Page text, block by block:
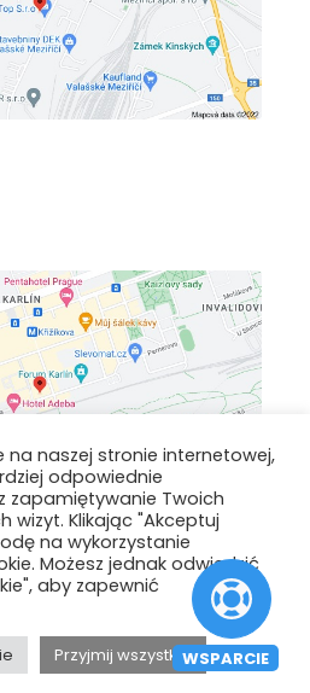
WSPARCIE
Reserved | Autix
na naszej stronie internetowej,
odpowiednie
zapamiętywanie Twoich
wizyt. Klikając "Akceptuj
na wykorzystanie
Możesz jednak odwiedzić
aby zapewnić
Przyjmij wszystkie